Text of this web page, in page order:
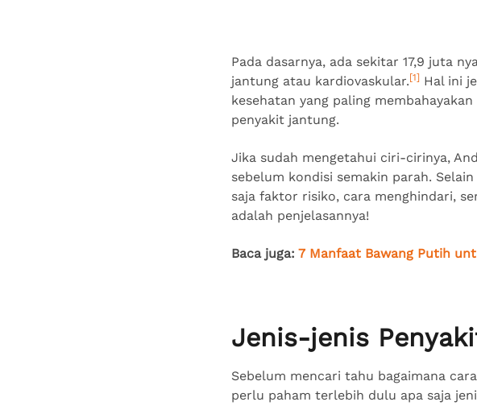
Pada dasarnya, ada sekitar 17,9 juta
jantung atau kardiovaskular.[1] Hal ini
kesehatan yang paling
penyakit jantung.
Jika sudah mengetahui ciri-cirinya,
sebelum kondisi semakin parah.
saja faktor risiko, cara menghindari,
adalah penjelasannya!
Baca juga: 7 Manfaat Bawang Putih
Jenis-jenis
Sebelum mencari tahu bagaimana
perlu paham terlebih dulu apa saja